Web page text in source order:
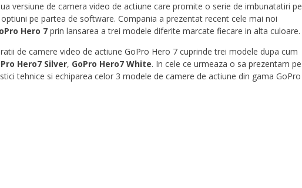
versiune de camera video de actiune care promite o serie de imbunatatiri pe
pe partea de software. Compania a prezentat recent cele mai noi
Hero 7 prin lansarea a trei modele diferite marcate fiecare in alta culoare.
de camere video de actiune GoPro Hero 7 cuprinde trei modele dupa cum
Hero7 Silver, GoPro Hero7 White. In cele ce urmeaza o sa prezentam pe
tehnice si echiparea celor 3 modele de camere de actiune din gama GoPro